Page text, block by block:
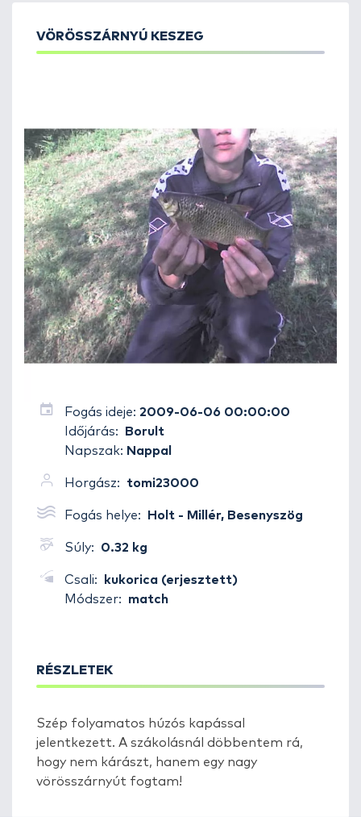
VÖRÖSSZÁRNYÚ KESZEG
Fogás ideje: 2009-06-06 00:00:00
Időjárás:
Borult
Napszak: Nappal
Horgász: tomi23000
Fogás helye: Holt - Millér, Besenyszög
Súly: 0.32 kg
Csali:
kukorica (erjesztett)
Módszer:
match
RÉSZLETEK
Szép folyamatos húzós kapással
jelentkezett. A szákolásnál döbbentem rá,
hogy nem kárászt, hanem egy nagy
vörösszárnyút fogtam!